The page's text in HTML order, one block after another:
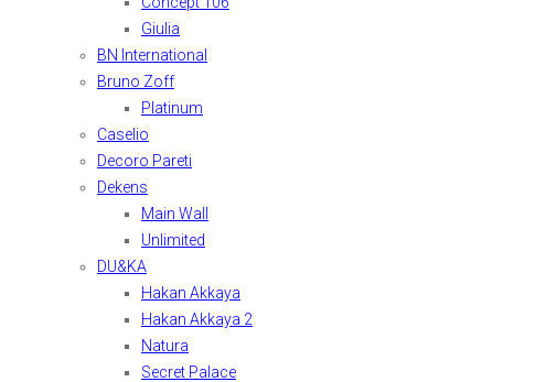
Giulia
BN International
Bruno Zoff
Platinum
Caselio
Decoro Pareti
Dekens
Main Wall
Unlimited
DU&KA
Hakan Akkaya
Hakan Akkaya 2
Natura
Secret Palace